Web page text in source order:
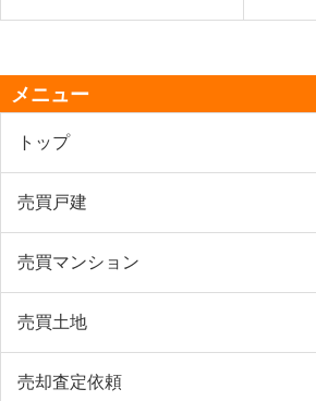
メニュー
トップ
売買戸建
売買マンション
売買土地
売却査定依頼